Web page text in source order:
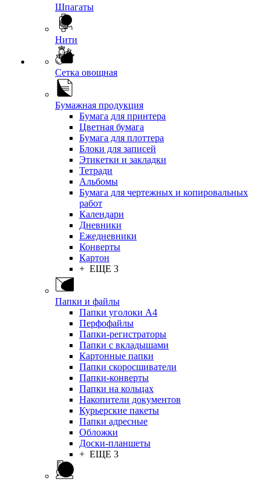
Шпагаты
Нити
Сетка овощная
Бумажная продукция
Бумага для принтера
Цветная бумага
Бумага для плоттера
Блоки для записей
Этикетки и закладки
Тетради
Альбомы
Бумага для чертежных и копировальных
работ
Календари
Дневники
Ежедневники
Конверты
Картон
+ ЕЩЕ 3
Папки и файлы
Папки уголоки А4
Перфофайлы
Папки-регистраторы
Папки с вкладышами
Картонные папки
Папки скоросшиватели
Папки-конверты
Папки на кольцах
Накопители документов
Курьерские пакеты
Папки адресные
Обложки
Доски-планшеты
+ ЕЩЕ 3